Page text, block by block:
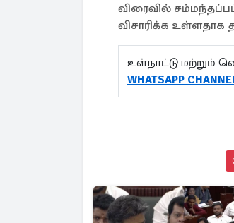
விரைவில்
விசாரிக்க உள்ளதாக
உள்நாட்டு மற்றும்
WHATSAPP